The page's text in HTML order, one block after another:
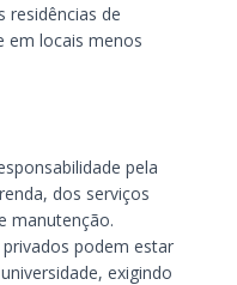
residências de
em locais menos
pela
dos serviços
manutenção.
podem estar
exigindo